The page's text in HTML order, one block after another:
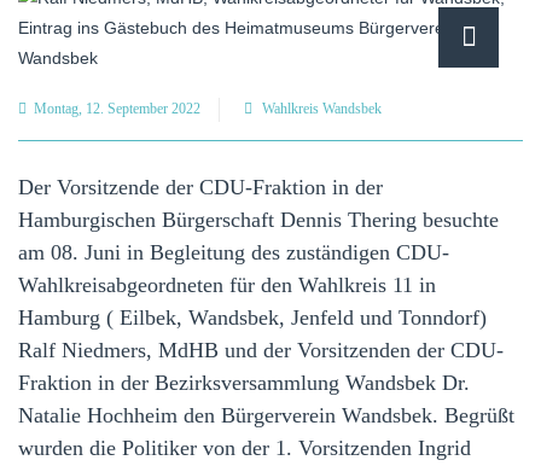
Montag, 12. September 2022 Wahlkreis Wandsbek
Der Vorsitzende der CDU-Fraktion in der
Hamburgischen Bürgerschaft Dennis Thering besuchte
am 08. Juni in Begleitung des zuständigen CDU-
Wahlkreisabgeordneten für den Wahlkreis 11 in
Hamburg ( Eilbek, Wandsbek, Jenfeld und Tonndorf)
Ralf Niedmers, MdHB und der Vorsitzenden der CDU-
Fraktion in der Bezirksversammlung Wandsbek Dr.
Natalie Hochheim den Bürgerverein Wandsbek. Begrüßt
wurden die Politiker von der 1. Vorsitzenden Ingrid